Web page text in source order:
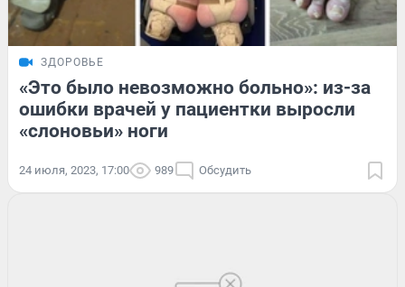
ЗДОРОВЬЕ
«Это было невозможно больно»: из-за
ошибки врачей у пациентки выросли
«слоновьи» ноги
24 июля, 2023, 17:00 989 Обсудить